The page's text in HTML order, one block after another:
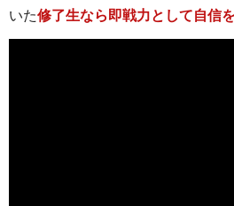
いた修了生なら即戦力として自信